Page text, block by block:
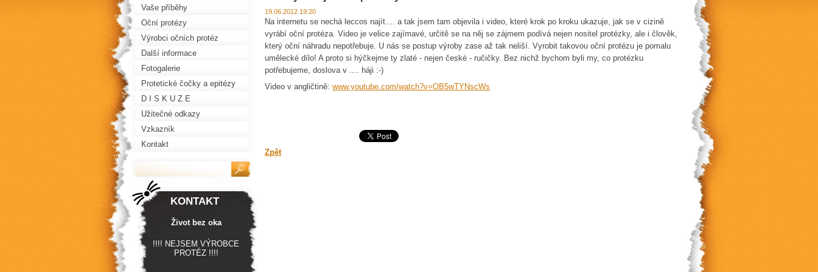
19.06.2012 19:20
Na internetu se nechá leccos najít.... a tak jsem tam objevila i video, které krok po kroku ukazuje, jak se v cizině
vyrábí oční protéza. Video je velice zajímavé, určitě se na něj se zájmem podívá nejen nositel protézky, ale i člověk,
který oční náhradu nepotřebuje. U nás se postup výroby zase až tak neliší. Vyrobit takovou oční protézu je pomalu
umělecké dílo! A proto si hýčkejme ty zlaté - nejen české - ručičky. Bez nichž bychom byli my, co protézku
potřebujeme, doslova v .... háji :-)
Video v angličtině: www.youtube.com/watch?v=OB5wTYNscWs
Zpět
Vaše příběhy
Oční protézy
Výrobci očních protéz
Další informace
Fotogalerie
Protetické čočky a epitézy
D I S K U Z E
Užitečné odkazy
Vzkazník
Kontakt
KONTAKT
Život bez oka
!!!! NEJSEM VÝROBCE
PROTÉZ !!!!